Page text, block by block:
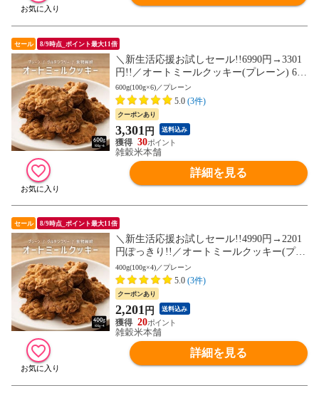
セール 8/9時点_ポイント最大11倍
＼新生活応援お試しセール!!6990円→3301
円!!／オートミールクッキー(プレーン) 600
g(100g×6袋)※割れ欠けあり ヘルシー ダイ
エット スイーツ 訳アリ 食物繊維豊富 (個
包装) お試し【送料無料】
600g(100g×6)／プレーン
5.0 (3件)
クーポンあり
3,301 円 送料込み
30
雑穀米本舗
詳細を見る
セール 8/9時点_ポイント最大11倍
＼新生活応援お試しセール!!4990円→2201
円ぽっきり!!／オートミールクッキー(プレ
ーン) 400g(100g×4袋)※割れ欠けあり ヘル
シー ダイエット スイーツ 訳アリ 食物繊維
豊富 (個包装) お試し【送料無料】
400g(100g×4)／プレーン
5.0 (3件)
クーポンあり
2,201 円 送料込み
20
雑穀米本舗
詳細を見る